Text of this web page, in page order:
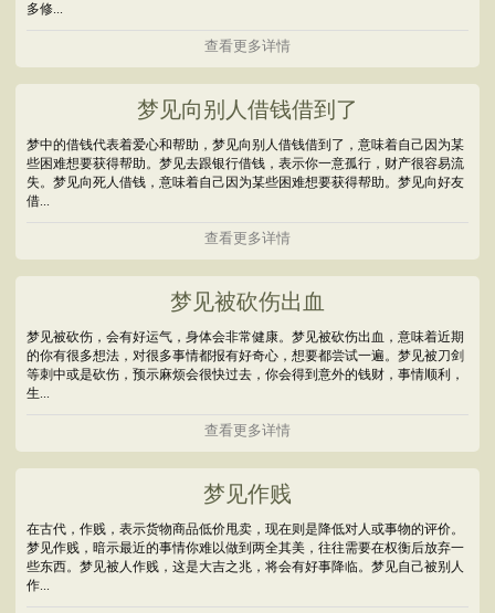
多修...
查看更多详情
梦见向别人借钱借到了
梦中的借钱代表着爱心和帮助，梦见向别人借钱借到了，意味着自己因为某
些困难想要获得帮助。梦见去跟银行借钱，表示你一意孤行，财产很容易流
失。梦见向死人借钱，意味着自己因为某些困难想要获得帮助。梦见向好友
借...
查看更多详情
梦见被砍伤出血
梦见被砍伤，会有好运气，身体会非常健康。梦见被砍伤出血，意味着近期
的你有很多想法，对很多事情都报有好奇心，想要都尝试一遍。梦见被刀剑
等刺中或是砍伤，预示麻烦会很快过去，你会得到意外的钱财，事情顺利，
生...
查看更多详情
梦见作贱
在古代，作贱，表示货物商品低价甩卖，现在则是降低对人或事物的评价。
梦见作贱，暗示最近的事情你难以做到两全其美，往往需要在权衡后放弃一
些东西。梦见被人作贱，这是大吉之兆，将会有好事降临。梦见自己被别人
作...